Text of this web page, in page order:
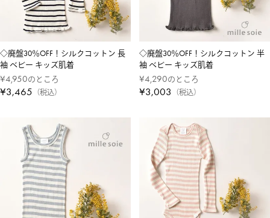
◇廃盤30％OFF！シルクコットン 長
袖 ベビー キッズ肌着
¥4,950のところ
¥3,465 税込
◇廃盤30％OFF！シルクコットン 半
袖 ベビー キッズ肌着
¥4,290のところ
¥3,003 税込